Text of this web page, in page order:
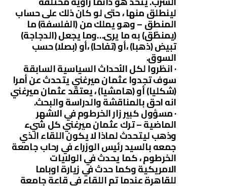
لينطلق منها ، حتى لو كان ذلك على حساب
المنطق – وهو يملك من (الفلسفة) ما
(يمنطّق) به ما يرى…وما يجعل (الدجاجة)
تبيض (ذهبا) ،أو (تفاحا) ،أو (بصلا) حسب
السوق.
· انظروا لكل الأحداث السياسية السابقة
سوف تجدوا عثمان ميرغني يتحدث عن أمرا
(شكليا) أو (هامشيا) ، يعتقد عثمان ميرغني
انه احق بالمناقشة والدراسة والبحث.
· مسؤول كبير زار الخرطوم في الاشهر
الماضية – ترك عثمان ميرغني كل شيء
وذهب ليتحدث لماذا لا يكون اللقاء الذي
جمعه بالسيد رئيس الوزراء في رحاب جامعة
الخرطوم ، كما يحدث في الولايات
الامريكية وكما حدث في زيارة اوباما
للقاهرة عندما تم اللقاء في قاعة جامعة